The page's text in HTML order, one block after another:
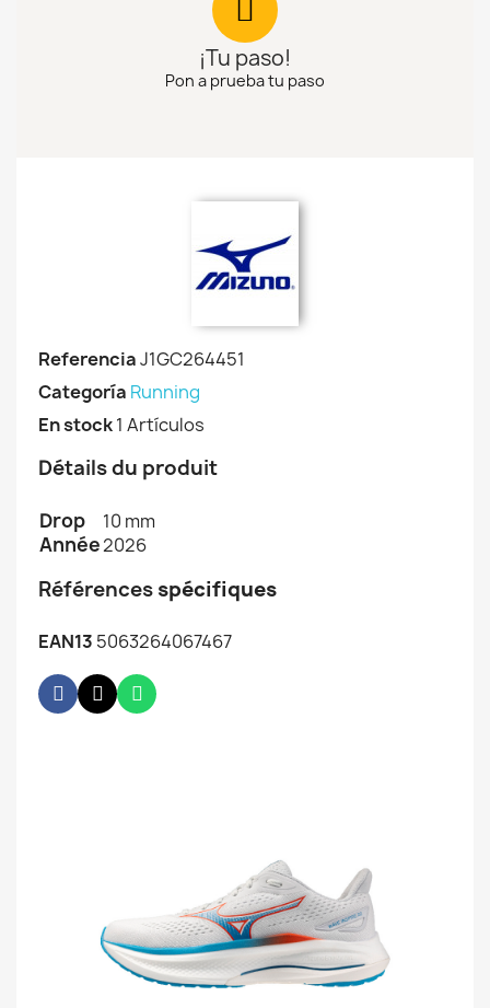
¡Tu paso!
Pon a prueba tu paso
ReferenciaJ1GC264451
Categoría Running
En stock1 Artículos
Détails du produit
Drop 10 mm
Année2026
Références spécifiques
EAN13 5063264067467